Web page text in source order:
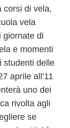
corsi di vela,
vela
giornate di
e momenti
studenti delle
aprile all’11
uno dei
rivolta agli
se